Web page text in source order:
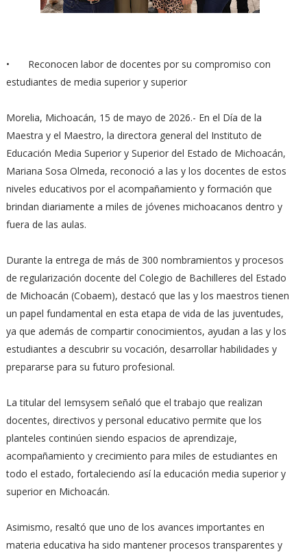
•
Reconocen labor de docentes por su compromiso con
estudiantes de media superior y superior
Morelia, Michoacán, 15 de mayo de 2026.- En el Día de la
Maestra y el Maestro, la directora general del Instituto de
Educación Media Superior y Superior del Estado de Michoacán,
Mariana Sosa Olmeda, reconoció a las y los docentes de estos
niveles educativos por el acompañamiento y formación que
brindan diariamente a miles de jóvenes michoacanos dentro y
fuera de las aulas.
Durante la entrega de más de 300 nombramientos y procesos
de regularización docente del Colegio de Bachilleres del Estado
de Michoacán (Cobaem), destacó que las y los maestros tienen
un papel fundamental en esta etapa de vida de las juventudes,
ya que además de compartir conocimientos, ayudan a las y los
estudiantes a descubrir su vocación, desarrollar habilidades y
prepararse para su futuro profesional.
La titular del Iemsysem señaló que el trabajo que realizan
docentes, directivos y personal educativo permite que los
planteles continúen siendo espacios de aprendizaje,
acompañamiento y crecimiento para miles de estudiantes en
todo el estado, fortaleciendo así la educación media superior y
superior en Michoacán.
Asimismo, resaltó que uno de los avances importantes en
materia educativa ha sido mantener procesos transparentes y